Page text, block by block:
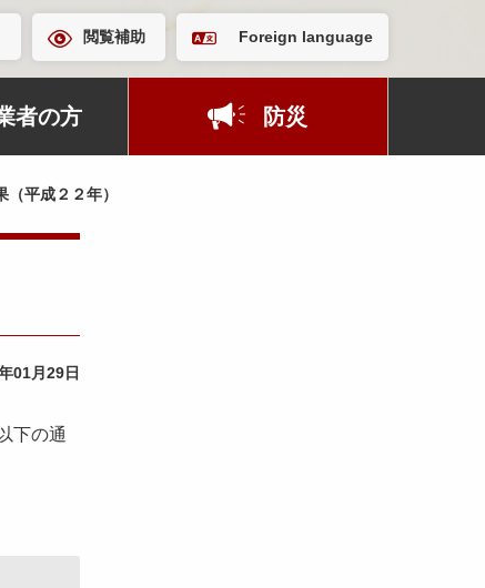
閲覧補助 Foreign language
者の方 防災
平成２２年）
01月29日
下の通